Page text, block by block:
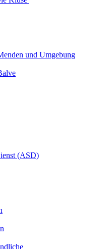
und Umgebung
(ASD)